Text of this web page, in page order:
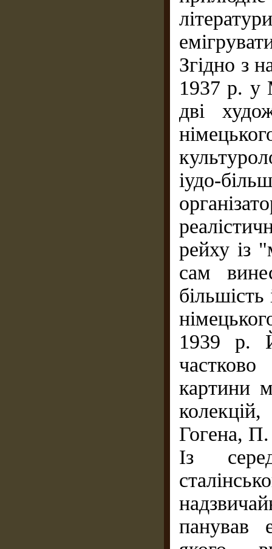
Згідно з
1937 р. у
дві
іудо-
рейху із
сам
1939 р.
картини
Гогена,
Із
панував